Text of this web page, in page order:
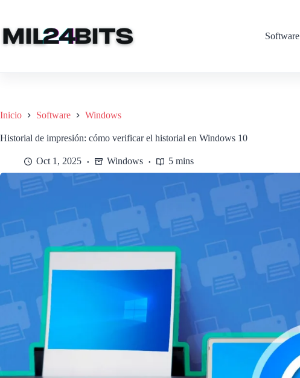
contenido
Software
Inicio Software Windows
Historial de impresión: cómo verificar el historial en Windows 10
Oct 1, 2025 Windows 5 mins